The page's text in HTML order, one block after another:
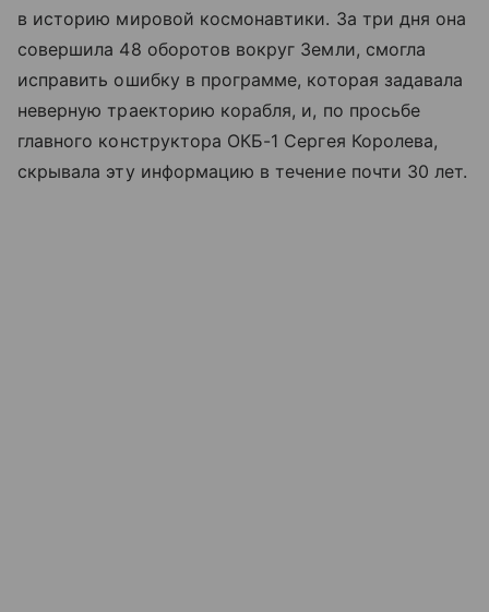
в историю мировой космонавтики. За три дня она
совершила 48 оборотов вокруг Земли, смогла
исправить ошибку в программе, которая задавала
неверную траекторию корабля, и, по просьбе
главного конструктора ОКБ-1 Сергея Королева,
скрывала эту информацию в течение почти 30 лет.